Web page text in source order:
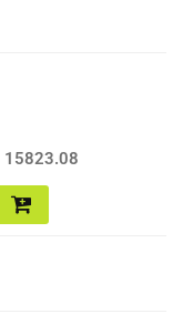
15823.08